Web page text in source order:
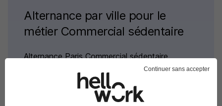
Alternance par ville pour le
métier Commercial sédentaire
Alternance Paris Commercial sédentaire
Alternance Rennes Commercial sédentaire
Alternance Toulouse Commercial sédentaire
Alternance Romainville Commercial sédentaire
Continuer sans accepter